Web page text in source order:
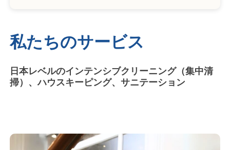
私たちのサービス
日本レベルのインテンシブクリーニング（集中清
掃）、ハウスキーピング、サニテーション